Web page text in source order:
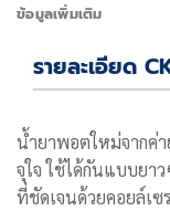
ข้อมูลเพิ่มเติม
รายละเอียด
น้ำยาพอตใหม่จากค่
จุใจ ใช้ได้กันแบบยา
ที่ชัดเจนด้วยคอยล์เ